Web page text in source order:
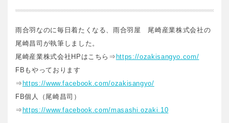
雨合羽なのに毎日着たくなる、雨合羽屋 尾崎産業株式会社の
尾崎昌司が執筆しました。
尾崎産業株式会社HPはこちら⇒ https://ozakisangyo.com/
FBもやっております
⇒ https://www.facebook.com/ozakisangyo/
FB個人（尾崎昌司）
⇒ https://www.facebook.com/masashi.ozaki.10